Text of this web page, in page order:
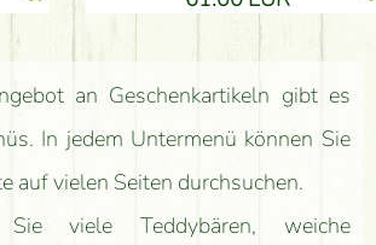
an Geschenkartikeln gibt es
In jedem Untermenü können Sie
auf vielen Seiten durchsuchen.
viele Teddybären, weiche